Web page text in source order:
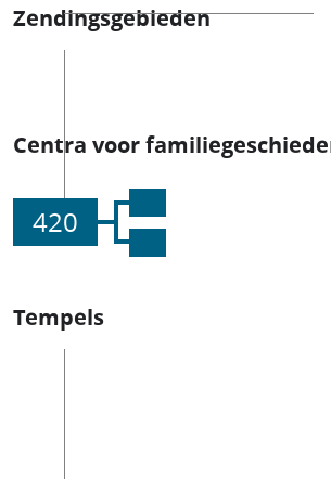
Zendingsgebieden
Centra voor
420
Tempels